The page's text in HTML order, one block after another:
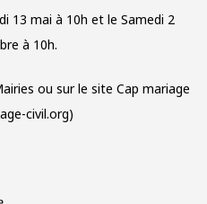
13 mai à 10h et le Samedi 2
à 10h.
ou sur le site Cap mariage
civil.org)